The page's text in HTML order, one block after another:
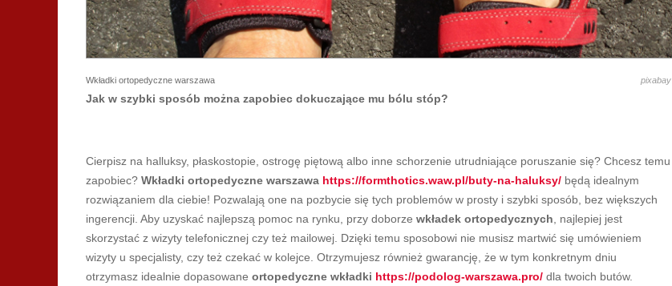
Wkładki ortopedyczne warszawa pixabay
Jak w szybki sposób można zapobiec dokuczające mu bólu stóp?
Cierpisz na halluksy, płaskostopie, ostrogę piętową albo inne schorzenie utrudniające poruszanie się? Chcesz temu
zapobiec? Wkładki ortopedyczne warszawa https://formthotics.waw.pl/buty-na-haluksy/ będą idealnym
rozwiązaniem dla ciebie! Pozwalają one na pozbycie się tych problemów w prosty i szybki sposób, bez większych
ingerencji. Aby uzyskać najlepszą pomoc na rynku, przy doborze wkładek ortopedycznych , najlepiej jest
skorzystać z wizyty telefonicznej czy też mailowej. Dzięki temu sposobowi nie musisz martwić się umówieniem
wizyty u specjalisty, czy też czekać w kolejce. Otrzymujesz również gwarancję, że w tym konkretnym dniu
otrzymasz idealnie dopasowane ortopedyczne wkładki https://podolog-warszawa.pro/ dla twoich butów.